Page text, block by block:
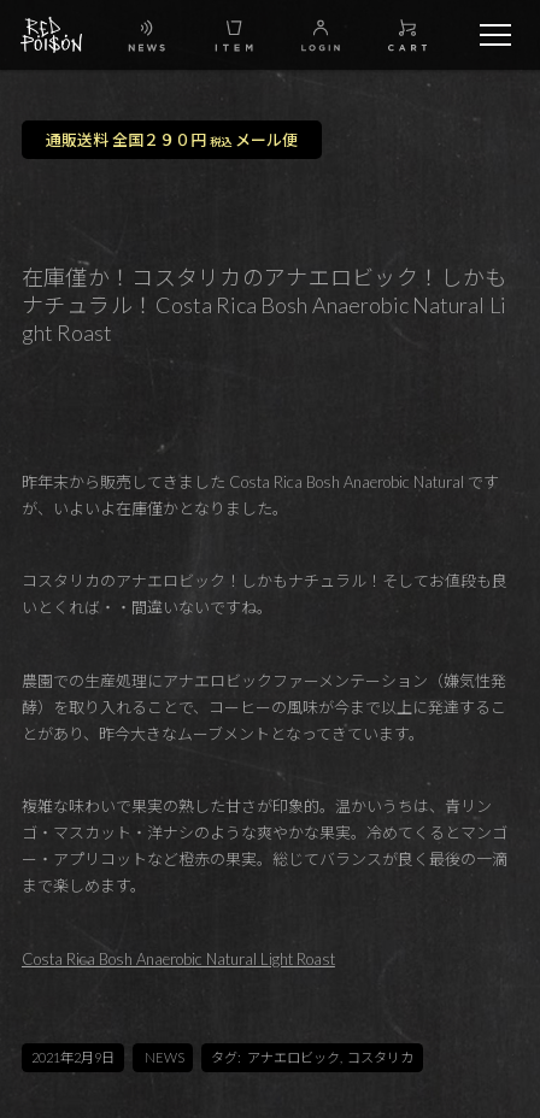
FB
通販送料 全国２９０円 税込メール便
在庫僅か！コスタリカのアナエロビック！しかも
ナチュラル！Costa Rica Bosh Anaerobic Natural Li
ght Roast
昨年末から販売してきました Costa Rica Bosh Anaerobic Natural です
が、いよいよ在庫僅かとなりました。
コスタリカのアナエロビック！しかもナチュラル！そしてお値段も良
いとくれば・・間違いないですね。
農園での生産処理にアナエロビックファーメンテーション（嫌気性発
酵）を取り入れることで、コーヒーの風味が今まで以上に発達するこ
とがあり、昨今大きなムーブメントとなってきています。
複雑な味わいで果実の熟した甘さが印象的。温かいうちは、青リン
ゴ・マスカット・洋ナシのような爽やかな果実。冷めてくるとマンゴ
ー・アプリコットなど橙赤の果実。総じてバランスが良く最後の一滴
まで楽しめます。
Costa Rica Bosh Anaerobic Natural Light Roast
2021年2月9日 NEWS タグ: アナエロビック コスタリカ